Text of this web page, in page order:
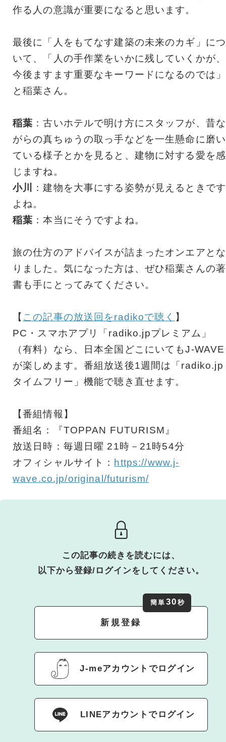
作る人の意識が重要になると思います。
最後に「人をもてなす建築の未来のカギ」につ
いて、「人の手作業をいかに残していくかが、
今後ますます重要なキーワードになるのでは」
と稲葉さん。
稲葉 ：古いホテルで明け方にスタッフが、昔な
がらの真ちゅうの取っ手などを一生懸命に磨い
ている様子とかを見ると、建物に対する愛を感
じますね。
小川
：建物を大事にする姿勢が見えるときです
よね。
稲葉 ：本当にそうですよね。
旅の仕方のアドバイスが詰まったオンエアとな
りました。気になった方は、ぜひ稲葉さんの著
書も手にとってみてください。
【 この記事の放送回をradikoで聴く 】
PC・スマホアプリ「radiko.jpプレミアム」
（有料）なら、日本全国どこにいてもJ-WAVE
が楽しめます。番組放送後1週間は「radiko.jp
タイムフリー」機能で聴き直せます。
【番組情報】
番組名：『TOPPAN FUTURISM』
放送日時：毎週日曜 21時－21時54分
オフィシャルサイト： https://www.j-
wave.co.jp/original/futurism/
この記事の続きを読むには、
以下から登録/ログインをしてください。
新規登録
簡単 30 秒
J-meアカウントでログイン
LINEアカウントでログイン